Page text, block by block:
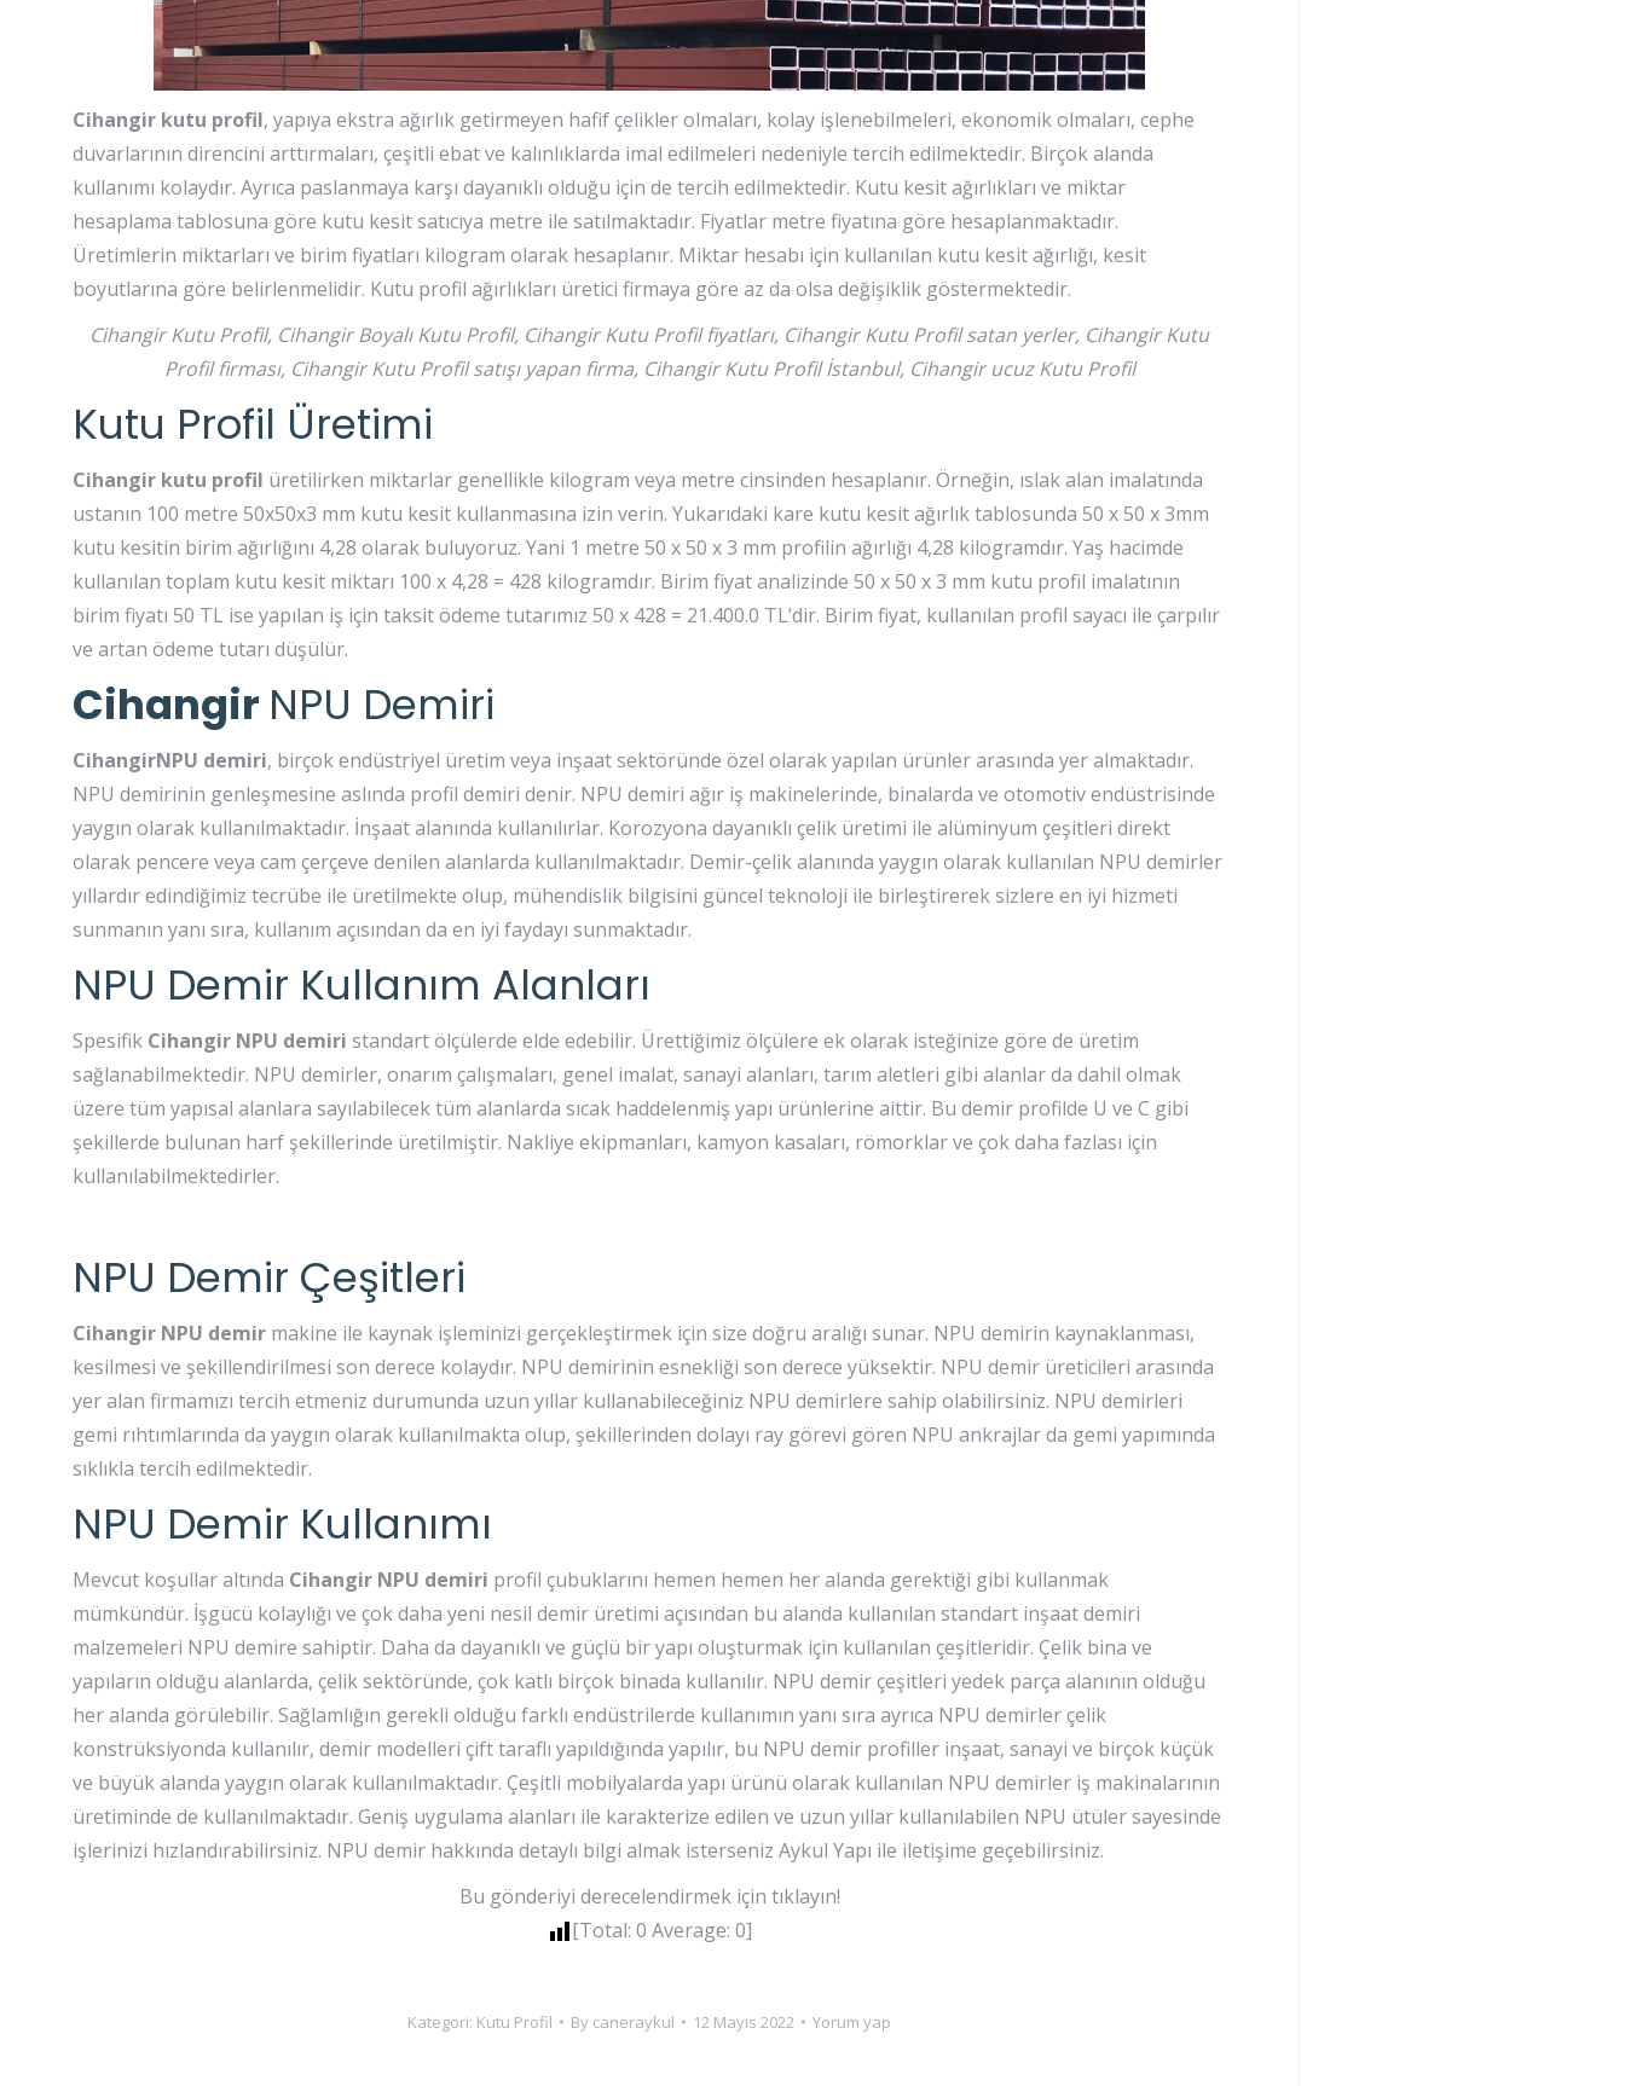
Cihangir kutu profil, yapıya ekstra ağırlık getirmeyen hafif çelikler olmaları, kolay işlenebilmeleri, ekonomik olmaları, cephe
duvarlarının direncini arttırmaları, çeşitli ebat ve kalınlıklarda imal edilmeleri nedeniyle tercih edilmektedir. Birçok alanda
kullanımı kolaydır. Ayrıca paslanmaya karşı dayanıklı olduğu için de tercih edilmektedir. Kutu kesit ağırlıkları ve miktar
hesaplama tablosuna göre kutu kesit satıcıya metre ile satılmaktadır. Fiyatlar metre fiyatına göre hesaplanmaktadır.
Üretimlerin miktarları ve birim fiyatları kilogram olarak hesaplanır. Miktar hesabı için kullanılan kutu kesit ağırlığı, kesit
boyutlarına göre belirlenmelidir. Kutu profil ağırlıkları üretici firmaya göre az da olsa değişiklik göstermektedir.
Cihangir Kutu Profil, Cihangir Boyalı Kutu Profil, Cihangir Kutu Profil fiyatları, Cihangir Kutu Profil satan yerler, Cihangir Kutu
Profil firması, Cihangir Kutu Profil satışı yapan firma, Cihangir Kutu Profil İstanbul, Cihangir ucuz Kutu Profil
Kutu Profil Üretimi
Cihangir kutu profil üretilirken miktarlar genellikle kilogram veya metre cinsinden hesaplanır. Örneğin, ıslak alan imalatında
ustanın 100 metre 50x50x3 mm kutu kesit kullanmasına izin verin. Yukarıdaki kare kutu kesit ağırlık tablosunda 50 x 50 x 3mm
kutu kesitin birim ağırlığını 4,28 olarak buluyoruz. Yani 1 metre 50 x 50 x 3 mm profilin ağırlığı 4,28 kilogramdır. Yaş hacimde
kullanılan toplam kutu kesit miktarı 100 x 4,28 = 428 kilogramdır. Birim fiyat analizinde 50 x 50 x 3 mm kutu profil imalatının
birim fiyatı 50 TL ise yapılan iş için taksit ödeme tutarımız 50 x 428 = 21.400.0 TL’dir. Birim fiyat, kullanılan profil sayacı ile çarpılır
ve artan ödeme tutarı düşülür.
Cihangir NPU Demiri
CihangirNPU demiri, birçok endüstriyel üretim veya inşaat sektöründe özel olarak yapılan ürünler arasında yer almaktadır.
NPU demirinin genleşmesine aslında profil demiri denir. NPU demiri ağır iş makinelerinde, binalarda ve otomotiv endüstrisinde
yaygın olarak kullanılmaktadır. İnşaat alanında kullanılırlar. Korozyona dayanıklı çelik üretimi ile alüminyum çeşitleri direkt
olarak pencere veya cam çerçeve denilen alanlarda kullanılmaktadır. Demir-çelik alanında yaygın olarak kullanılan NPU demirler
yıllardır edindiğimiz tecrübe ile üretilmekte olup, mühendislik bilgisini güncel teknoloji ile birleştirerek sizlere en iyi hizmeti
sunmanın yanı sıra, kullanım açısından da en iyi faydayı sunmaktadır.
NPU Demir Kullanım Alanları
Spesifik Cihangir NPU demiri standart ölçülerde elde edebilir. Ürettiğimiz ölçülere ek olarak isteğinize göre de üretim
sağlanabilmektedir. NPU demirler, onarım çalışmaları, genel imalat, sanayi alanları, tarım aletleri gibi alanlar da dahil olmak
üzere tüm yapısal alanlara sayılabilecek tüm alanlarda sıcak haddelenmiş yapı ürünlerine aittir. Bu demir profilde U ve C gibi
şekillerde bulunan harf şekillerinde üretilmiştir. Nakliye ekipmanları, kamyon kasaları, römorklar ve çok daha fazlası için
kullanılabilmektedirler.
NPU Demir Çeşitleri
Cihangir NPU demir makine ile kaynak işleminizi gerçekleştirmek için size doğru aralığı sunar. NPU demirin kaynaklanması,
kesilmesi ve şekillendirilmesi son derece kolaydır. NPU demirinin esnekliği son derece yüksektir. NPU demir üreticileri arasında
yer alan firmamızı tercih etmeniz durumunda uzun yıllar kullanabileceğiniz NPU demirlere sahip olabilirsiniz. NPU demirleri
gemi rıhtımlarında da yaygın olarak kullanılmakta olup, şekillerinden dolayı ray görevi gören NPU ankrajlar da gemi yapımında
sıklıkla tercih edilmektedir.
NPU Demir Kullanımı
Mevcut koşullar altında Cihangir NPU demiri profil çubuklarını hemen hemen her alanda gerektiği gibi kullanmak
mümkündür. İşgücü kolaylığı ve çok daha yeni nesil demir üretimi açısından bu alanda kullanılan standart inşaat demiri
malzemeleri NPU demire sahiptir. Daha da dayanıklı ve güçlü bir yapı oluşturmak için kullanılan çeşitleridir. Çelik bina ve
yapıların olduğu alanlarda, çelik sektöründe, çok katlı birçok binada kullanılır. NPU demir çeşitleri yedek parça alanının olduğu
her alanda görülebilir. Sağlamlığın gerekli olduğu farklı endüstrilerde kullanımın yanı sıra ayrıca NPU demirler çelik
konstrüksiyonda kullanılır, demir modelleri çift taraflı yapıldığında yapılır, bu NPU demir profiller inşaat, sanayi ve birçok küçük
ve büyük alanda yaygın olarak kullanılmaktadır. Çeşitli mobilyalarda yapı ürünü olarak kullanılan NPU demirler iş makinalarının
üretiminde de kullanılmaktadır. Geniş uygulama alanları ile karakterize edilen ve uzun yıllar kullanılabilen NPU ütüler sayesinde
işlerinizi hızlandırabilirsiniz. NPU demir hakkında detaylı bilgi almak isterseniz Aykul Yapı ile iletişime geçebilirsiniz.
Bu gönderiyi derecelendirmek için tıklayın!
[Total: 0 Average: 0]
Kategori: Kutu Profil By caneraykul 12 Mayıs 2022 Yorum yap